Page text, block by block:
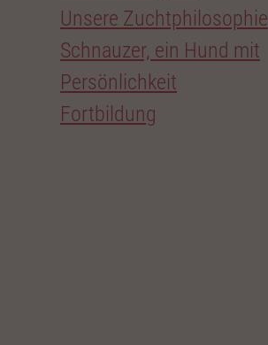
Unsere Zuchtphilosophie
Schnauzer, ein Hund mit
Persönlichkeit
Fortbildung